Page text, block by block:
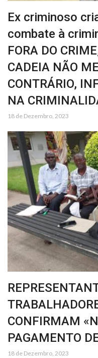
Ex criminoso
combate à
FORA DO
CADEIA NÃO
CONTRÁRIO,
NA
18 de Dezembro, 2023
CONFIRMAM
PAGAMENTO
18 de Dezembro, 2023